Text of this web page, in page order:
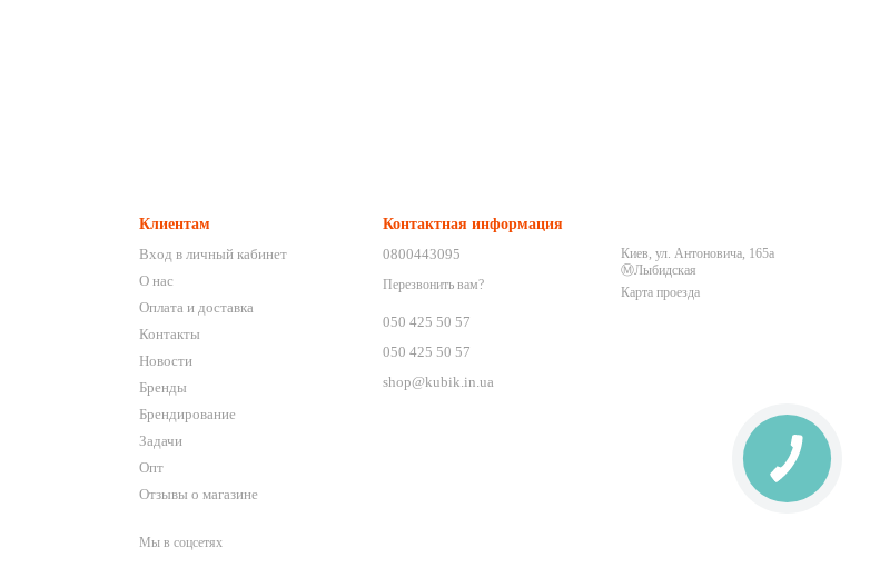
Клиентам
Вход в личный кабинет
О нас
Оплата и доставка
Контакты
Новости
Бренды
Брендирование
Задачи
Опт
Отзывы о магазине
Мы в соцсетях
Контактная информация
0800443095
Перезвонить вам?
050 425 50 57
050 425 50 57
shop@kubik.in.ua
Киев, ул. Антоновича, 165а
Ⓜ️Лыбидская
Карта проезда